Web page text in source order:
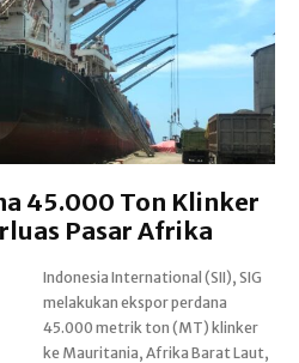
45.000 Ton Klinker
Pasar Afrika